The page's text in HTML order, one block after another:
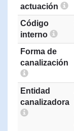
actuación
Código
interno
Forma de
canalización
Entidad
canalizadora